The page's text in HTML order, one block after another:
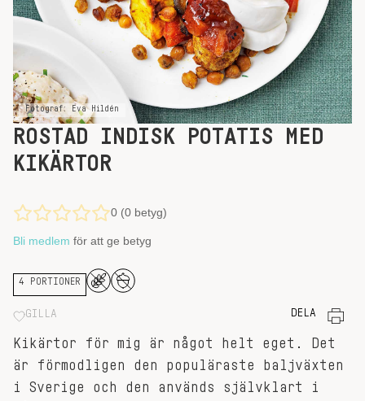
Fotograf: Eva Hildén
ROSTAD INDISK POTATIS MED
KIKÄRTOR
0 (0 betyg)
Bli medlem för att ge betyg
4 PORTIONER
GILLA DELA
Kikärtor för mig är något helt eget. Det
är förmodligen den populäraste baljväxten
i Sverige och den används självklart i